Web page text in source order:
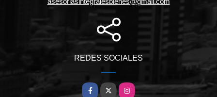
REDES SOCIALES
Facebook
X Instagram